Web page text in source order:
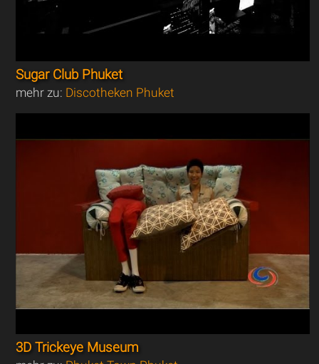
Sugar Club Phuket
mehr zu: Discotheken Phuket
3D Trickeye Museum